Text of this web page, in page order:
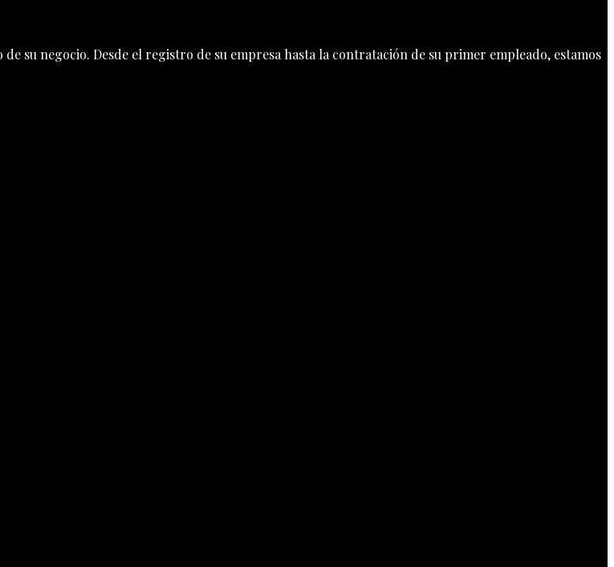
su negocio. Desde el registro de su empresa hasta la contratación de su primer empleado, estamos